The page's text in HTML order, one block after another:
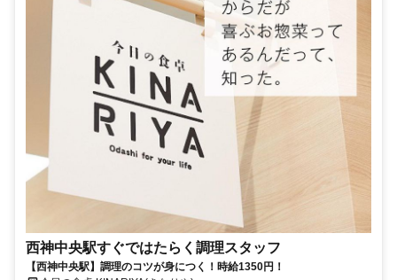
西神中央駅すぐではたらく調理スタッフ
【西神中央駅】調理のコツが身につく！時給1350円！